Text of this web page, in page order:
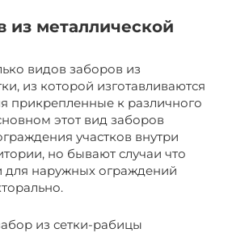
из металлической
видов заборов из
из которой изготавливаются
прикрепленные к различного
этот вид заборов
участков внутри
но бывают случаи что
для наружных ограждений
из сетки-рабицы